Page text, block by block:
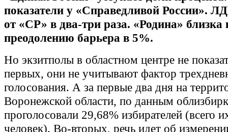
показатели у «Справедливой России».
от «СР» в два-три раза. «Родина» близка
преодолению барьера в 5%.
Но экзитполы в областном центре не
первых, они не учитывают фактор
голосования. А за первые два дня на
Воронежской области, по данным
проголосовали 29,68% избирателей (всего
человек). Во-вторых, речь идет об